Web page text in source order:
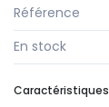
Référence
En stock
Caractéristiques